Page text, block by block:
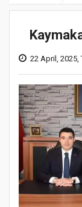
22 April, 2025,